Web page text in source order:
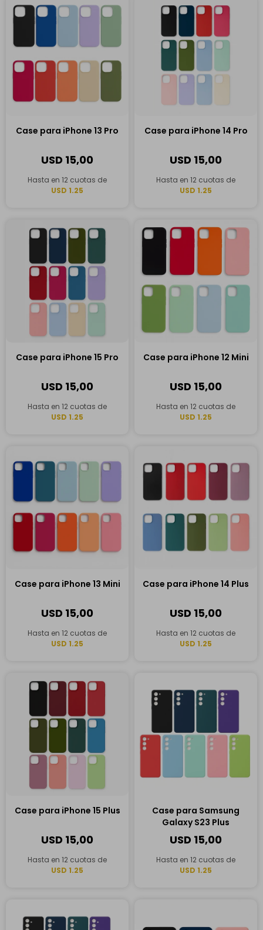
Case para iPhone 13 Pro
USD 15,00
Hasta en 12 cuotas de
USD 1.25
Case para iPhone 14 Pro
USD 15,00
Hasta en 12 cuotas de
USD 1.25
Case para iPhone 15 Pro
USD 15,00
Hasta en 12 cuotas de
USD 1.25
Case para iPhone 12 Mini
USD 15,00
Hasta en 12 cuotas de
USD 1.25
Case para iPhone 13 Mini
USD 15,00
Hasta en 12 cuotas de
USD 1.25
Case para iPhone 14 Plus
USD 15,00
Hasta en 12 cuotas de
USD 1.25
Case para iPhone 15 Plus
USD 15,00
Hasta en 12 cuotas de
USD 1.25
Case para Samsung
Galaxy S23 Plus
USD 15,00
Hasta en 12 cuotas de
USD 1.25